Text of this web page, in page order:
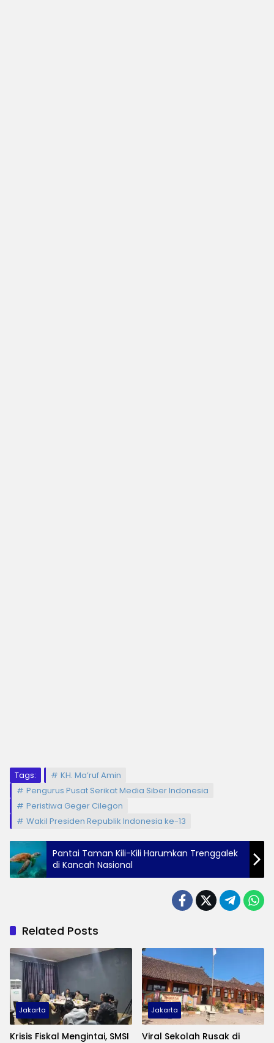
Tags:
KH. Ma’ruf Amin
Pengurus Pusat Serikat Media Siber Indonesia
Peristiwa Geger Cilegon
Wakil Presiden Republik Indonesia ke-13
Pantai Taman Kili-Kili Harumkan Trenggalek
di Kancah Nasional
Related Posts
Jakarta
Krisis Fiskal Mengintai, SMSI
Jakarta
Viral Sekolah Rusak di